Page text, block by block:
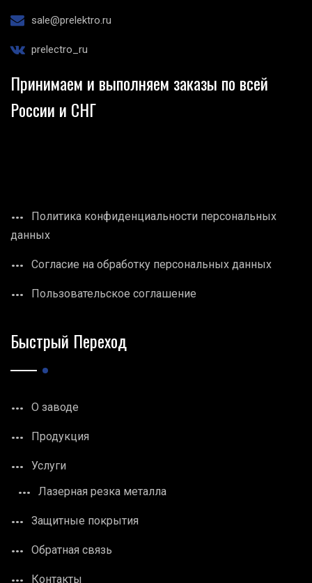
sale@prelektro.ru
prelectro_ru
Принимаем и выполняем заказы по всей
России и СНГ
Политика конфиденциальности персональных
данных
Согласие на обработку персональных данных
Пользовательское соглашение
Быстрый Переход
О заводе
Продукция
Услуги
Лазерная резка металла
Защитные покрытия
Обратная связь
Контакты